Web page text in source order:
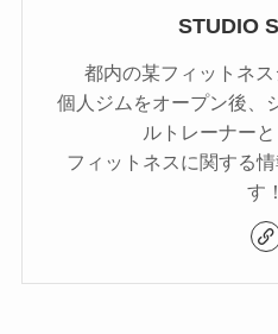
STUDIO
都内の某フィットネス
個人ジムをオープン後、
ルトレーナーと
フィットネスに関する
す！